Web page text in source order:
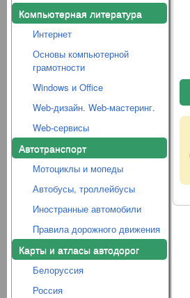
Компьютерная литература
Интернет
Основы компьютерной
грамотности
Windows и Office
Web-дизайн. Web-мастеринг.
Web-сервисы
Автотранспорт
Мотоциклы и мопеды
Автобусы, троллейбусы
Иностранные автомобили
Правила дорожного движения
Карты и атласы автодорог
Белоруссия
Россия